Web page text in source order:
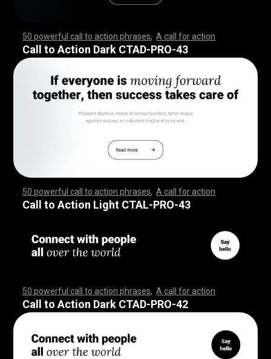
50 powerful call to action phrases ,A call for action
,,,,,,,,,,,,,,,,,,,,,,,,,,,,,,,,,,,, ,,,,,,,,,,,,,,,,,,
,,,,,,,,,,,,,,,,,,,,,,,,,,,,,,,,,,,, ,,,,,,,,,,,,,,,,,,
,,,,,,,,,,,,,,,,,,,,,,,
Call to Action Dark CTAD-PRO-43
50 powerful call to action phrases ,A call for action
,,,,,,,,,,,,,,,,,,,,,,,,,,,,,,,,,,,, ,,,,,,,,,,,,,,,,,,
,,,,,,,,,,,,,,,,,,,,,,,,,,,,,,,,,,,, ,,,,,,,,,,,,,,,,,,
,,,,,,,,,,,,,,,,,,,,,,,
Call to Action Light CTAL-PRO-43
50 powerful call to action phrases ,A call for action
,,,,,,,,,,,,,,,,,,,,,,,,,,,,,,,,,,,, ,,,,,,,,,,,,,,,,,,
,,,,,,,,,,,,,,,,,,,,,,,,,,,,,,,,,,,, ,,,,,,,,,,,,,,,,,,
,,,,,,,,,,,,,,,,,,,,,,,
Call to Action Dark CTAD-PRO-42